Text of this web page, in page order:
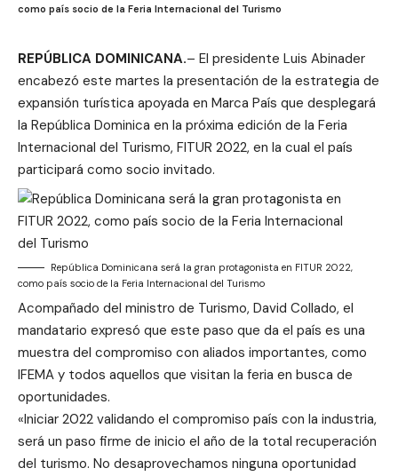
como país socio de la Feria Internacional del Turismo
REPÚBLICA DOMINICANA.– El presidente Luis Abinader
encabezó este martes la presentación de la estrategia de
expansión turística apoyada en Marca País que desplegará
la República Dominica en la próxima edición de la Feria
Internacional del Turismo, FITUR 2022, en la cual el país
participará como socio invitado.
República Dominicana será la gran protagonista en FITUR 2022,
como país socio de la Feria Internacional del Turismo
Acompañado del ministro de Turismo, David Collado, el
mandatario expresó que este paso que da el país es una
muestra del compromiso con aliados importantes, como
IFEMA y todos aquellos que visitan la feria en busca de
oportunidades.
«Iniciar 2022 validando el compromiso país con la industria,
será un paso firme de inicio el año de la total recuperación
del turismo. No desaprovechamos ninguna oportunidad